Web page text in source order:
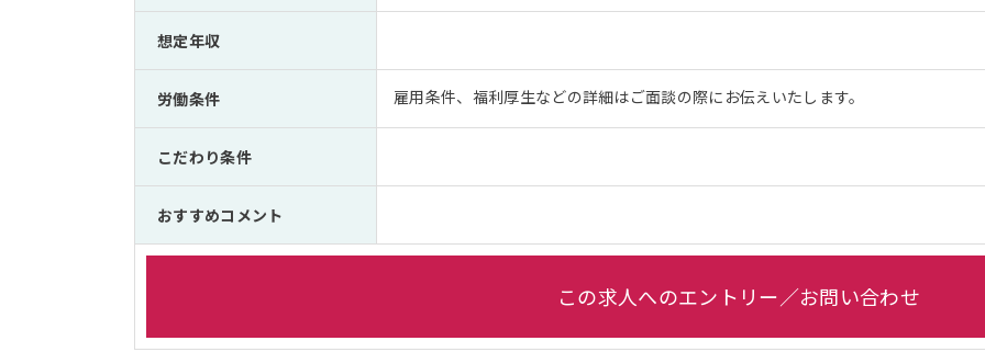
想定年収
労働条件 雇用条件、福利厚生などの詳細はご面談の際にお伝えいたします。
こだわり条件
おすすめコメント
この求人へのエントリー／お問い合わせ